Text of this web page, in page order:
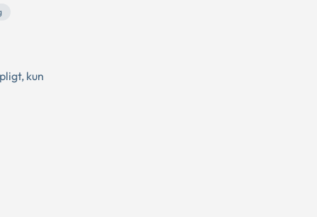
kun